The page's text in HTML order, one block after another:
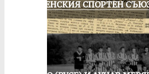
РУСЕНСКИЯ СПОРТЕН